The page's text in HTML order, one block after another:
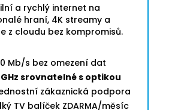
a rychlý internet na
hraní, 4K streamy a
z cloudu bez kompromisů.
Mb/s bez omezení dat
srovnatelné s optikou
zákaznická podpora
TV balíček ZDARMA/měsíc